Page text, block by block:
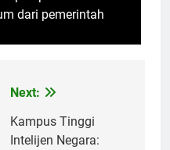
dari pemerintah
Next:
Kampus Tinggi
Intelijen Negara: